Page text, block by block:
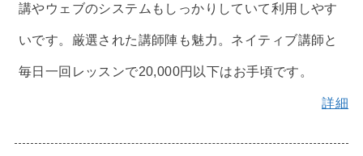
講やウェブのシステムもしっかりしていて利用しやす
いです。厳選された講師陣も魅力。ネイティブ講師と
毎日一回レッスンで20,000円以下はお手頃です。
詳細